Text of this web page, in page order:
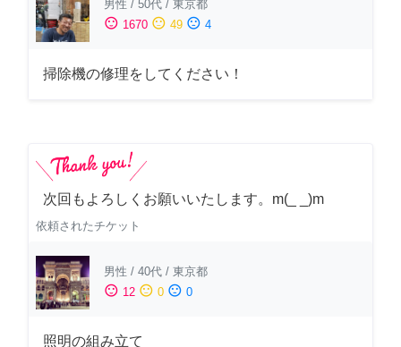
男性 / 50代 / 東京都
sentiment_satisfied 1670 sentiment_neutral 49 sentiment_dissatisfied 4
掃除機の修理をしてください！
次回もよろしくお願いいたします。m(_ _)m
依頼されたチケット
男性 / 40代 / 東京都
sentiment_satisfied 12 sentiment_neutral 0 sentiment_dissatisfied 0
照明の組み立て